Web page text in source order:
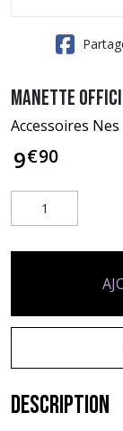
Manette
Accessoires Nes
9€90
Description